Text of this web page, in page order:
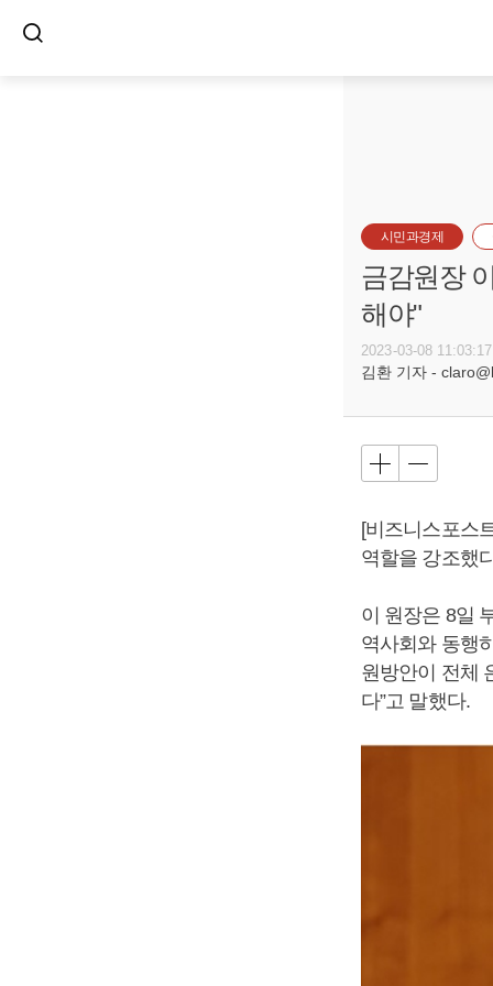
시민과경제
금감원장
해야"
2023-03-08 11:03:17
김환 기자 -
[비즈니스포스
역할을 강조했
이 원장은 8일
역사회와 동행
원방안이 전체
다”고 말했다.